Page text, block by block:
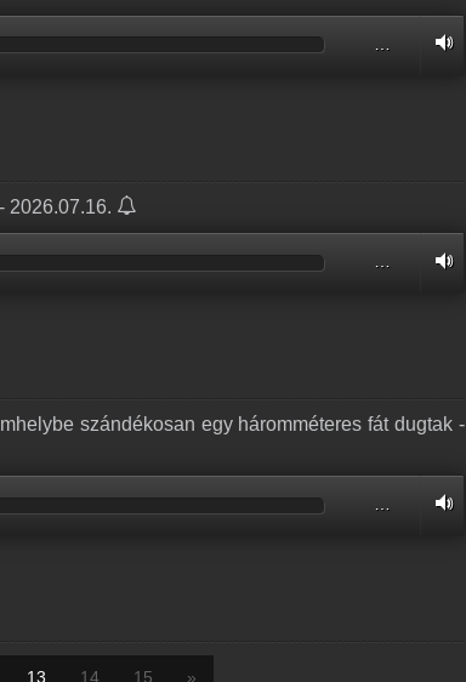
2026.07.16.
…
szándékosan egy háromméteres fát dugtak -
13 14 15 »